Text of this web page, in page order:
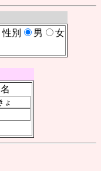
性別 男 女
名